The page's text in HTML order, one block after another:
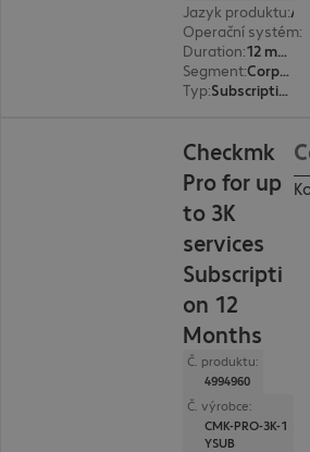
Jazyk produktu:
Operační systém:
Duration:
12 month(s)
Segment:
Corporate
Typ: Subscription
Checkmk
Pro for up
to 3K
services
Subscripti
on 12
Months
Č. produktu:
4994960
Č. výrobce:
CMK-PRO-3K-1
YSUB